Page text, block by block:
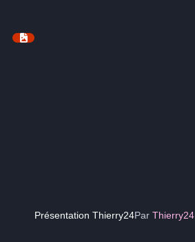
Présentation Thierry24ParThierry24